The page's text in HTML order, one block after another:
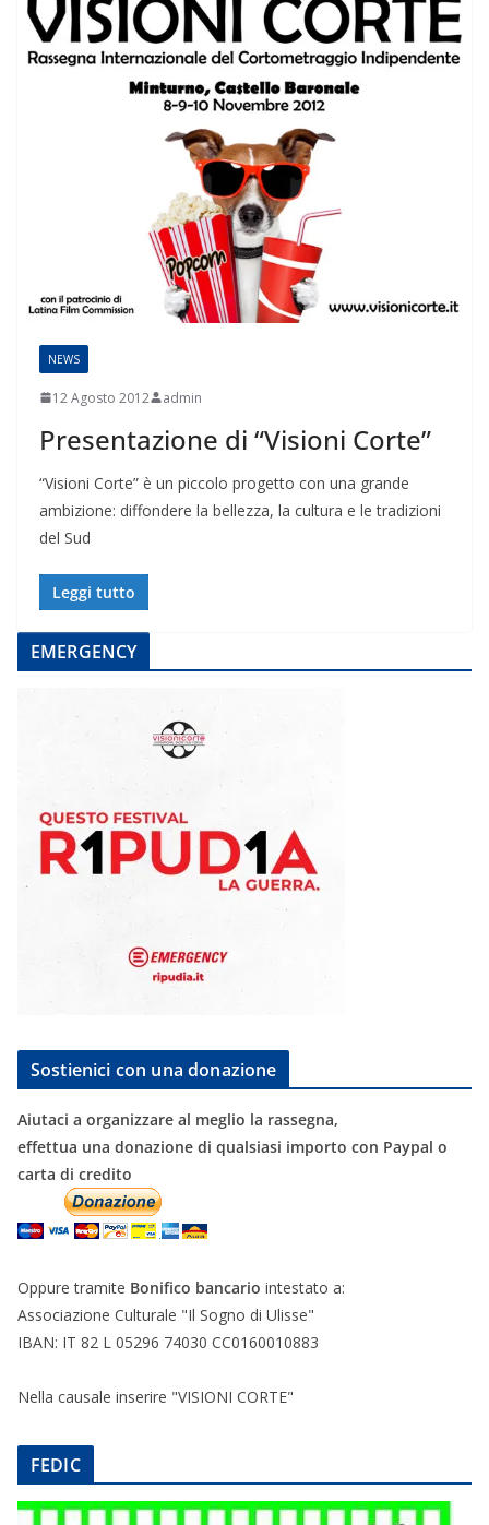
NEWS
12 Agosto 2012 admin
Presentazione di “Visioni Corte”
“Visioni Corte” è un piccolo progetto con una grande
ambizione: diffondere la bellezza, la cultura e le tradizioni
del Sud
Leggi tutto
EMERGENCY
Sostienici con una donazione
Aiutaci a organizzare al meglio la rassegna,
effettua una donazione di qualsiasi importo con Paypal o
carta di credito
Oppure tramite Bonifico bancario intestato a:
Associazione Culturale "Il Sogno di Ulisse"
IBAN: IT 82 L 05296 74030 CC0160010883
Nella causale inserire "VISIONI CORTE"
FEDIC